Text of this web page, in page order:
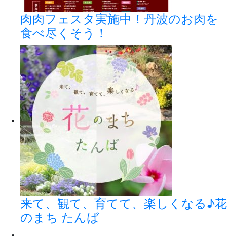
肉肉フェスタ実施中！丹波のお肉を
食べ尽くそう！
来て、観て、育てて、楽しくなる♪花
のまち たんば